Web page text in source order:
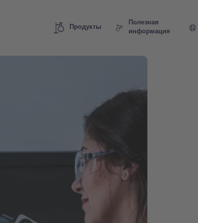
Продукты
Полезная
информация